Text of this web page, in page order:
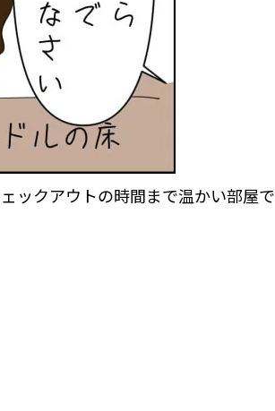
ックアウトの時間まで温かい部屋で